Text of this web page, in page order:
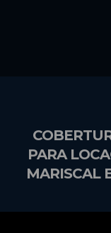
PARA
MARISCAL